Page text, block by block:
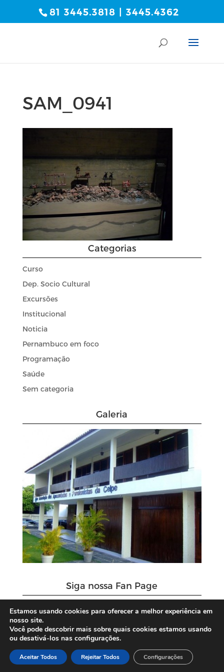
81 3445.3818 | 3445.4362
SAM_0941
Categorias
Curso
Dep. Socio Cultural
Excursões
Institucional
Noticia
Pernambuco em foco
Programação
Saúde
Sem categoria
Galeria
Siga nossa Fan Page
Estamos usando cookies para oferecer a melhor experiência em
nosso site.
Você pode descobrir mais sobre quais cookies estamos usando
ou desativá-los nas configurações.
Aceitar Todos Rejeitar Todos Configurações